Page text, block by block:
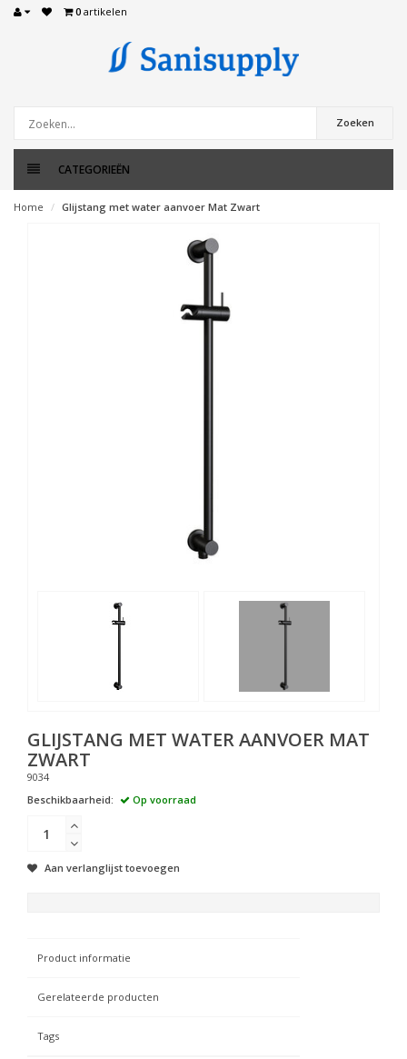
0 artikelen
Zoeken
CATEGORIEËN
Home Glijstang met water aanvoer Mat Zwart
GLIJSTANG MET WATER AANVOER MAT
ZWART
9034
Beschikbaarheid:
Op voorraad
Aan verlanglijst toevoegen
Product informatie
Gerelateerde producten
Tags